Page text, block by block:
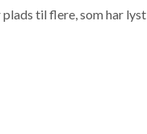
til flere, som har lyst